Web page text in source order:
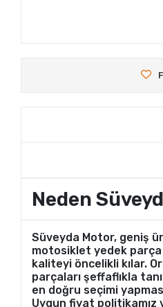
Neden
Süveyda Motor, geniş
motosiklet yedek parça
kaliteyi öncelikli kılar.
parçaları şeffaflıkla
en doğru seçimi
Uygun fiyat politikamız